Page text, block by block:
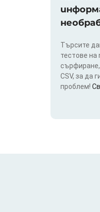
Търсите
тестове на
CSV, за да
проблем!